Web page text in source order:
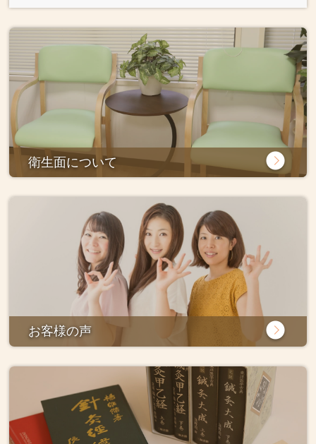
衛生面について
お客様の声